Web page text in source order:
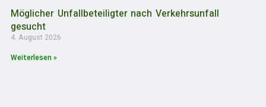
Möglicher Unfallbeteiligter nach Verkehrsunfall
gesucht
4. August 2026
Weiterlesen »